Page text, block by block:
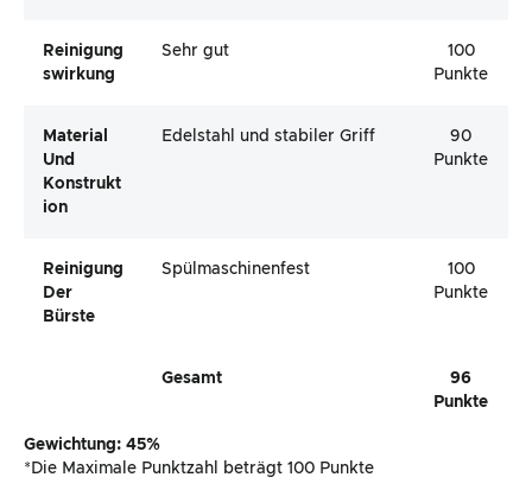
Reinigung
Swirkung
Sehr gut
100
Punkte
Material
Und
Konstrukt
Ion
Edelstahl und stabiler Griff
90
Punkte
Reinigung
Der
Bürste
Spülmaschinenfest
100
Punkte
Gesamt
96
Punkte
Gewichtung: 45%
*Die Maximale Punktzahl beträgt 100 Punkte